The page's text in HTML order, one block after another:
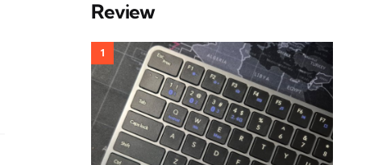
Review